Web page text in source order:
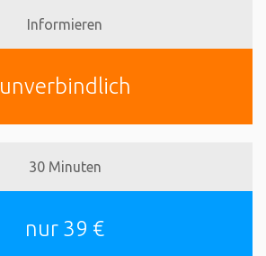
Informieren
unverbindlich
30 Minuten
nur 39 €